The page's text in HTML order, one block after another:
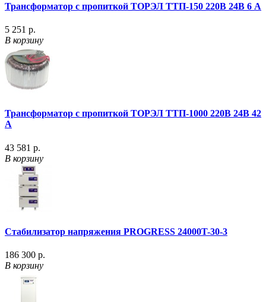
Трансформатор с пропиткой ТОРЭЛ ТТП-150 220В 24В 6 А
5 251 р.
В корзину
Трансформатор с пропиткой ТОРЭЛ ТТП-1000 220В 24В 42
А
43 581 р.
В корзину
Стабилизатор напряжения PROGRESS 24000T-30-3
186 300 р.
В корзину